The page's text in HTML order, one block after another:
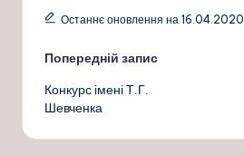
Останнє оновлення на 16.04.2020
Навігація
по
запису
Попередній запис
Конкурс імені Т.Г.
Шевченка